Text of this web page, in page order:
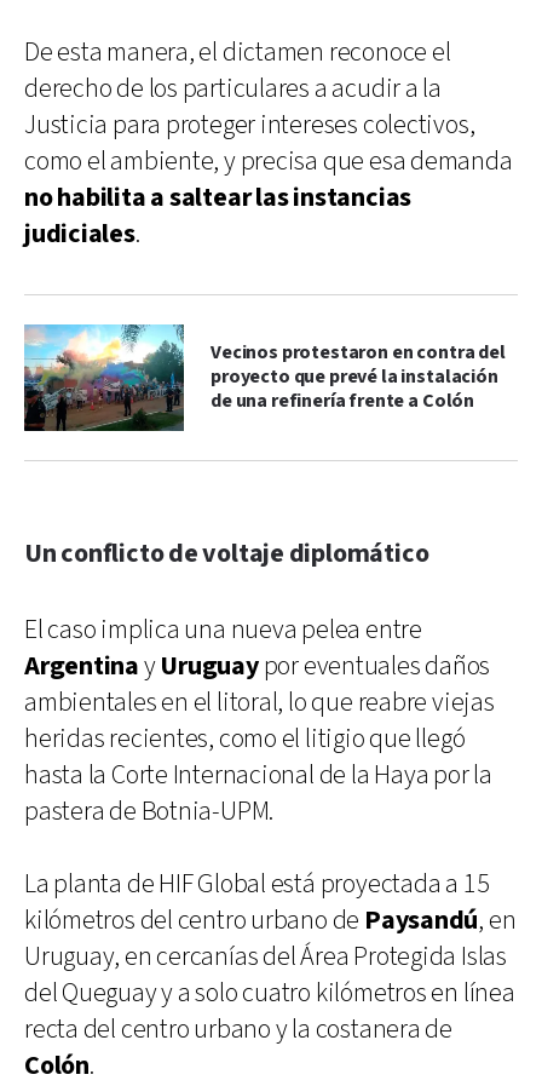
De esta manera, el dictamen reconoce el
derecho de los particulares a acudir a la
Justicia para proteger intereses colectivos,
como el ambiente, y precisa que esa demanda
no habilita a saltear las instancias
judiciales.
Vecinos protestaron en contra del
proyecto que prevé la instalación
de una refinería frente a Colón
Un conflicto de voltaje diplomático
El caso implica una nueva pelea entre
ArgentinayUruguaypor eventuales daños
ambientales en el litoral, lo que reabre viejas
heridas recientes, como el litigio que llegó
hasta la Corte Internacional de la Haya por la
pastera de Botnia-UPM.
La planta de HIF Global está proyectada a 15
kilómetros del centro urbano de Paysandú, en
Uruguay, en cercanías del Área Protegida Islas
del Queguay y a solo cuatro kilómetros en línea
recta del centro urbano y la costanera de
Colón.